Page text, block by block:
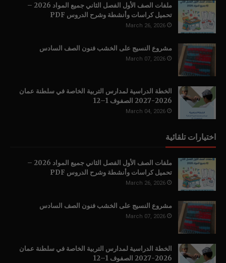
ملفات الصف الأول الفصل الثاني جميع المواد 2026 –
تحميل كراسات وأنشطة وشرح الدروس PDF
March 26, 2026
مشروع النسيج على الخشب فنون الصف السادس
March 07, 2026
الخطة الدراسية لمدارس التربية الخاصة في سلطنة عمان
2026-2027 الصفوف 1–12
March 04, 2026
اختيارات تلقائية
ملفات الصف الأول الفصل الثاني جميع المواد 2026 –
تحميل كراسات وأنشطة وشرح الدروس PDF
March 26, 2026
مشروع النسيج على الخشب فنون الصف السادس
March 07, 2026
الخطة الدراسية لمدارس التربية الخاصة في سلطنة عمان
2026-2027 الصفوف 1–12